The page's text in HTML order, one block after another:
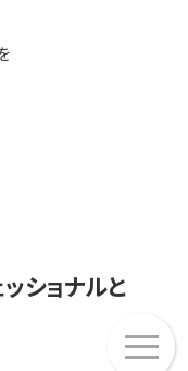
ニ
ショナルと